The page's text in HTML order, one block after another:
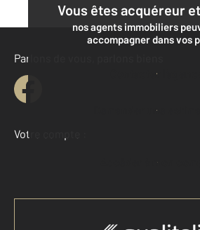
Vous êtes acquéreur
nos agents immobiliers
accompagner dans vos
Contacter l'agence
Demander une
Parlons de vous, parlons biens
Votre compte :
Accéder à mon